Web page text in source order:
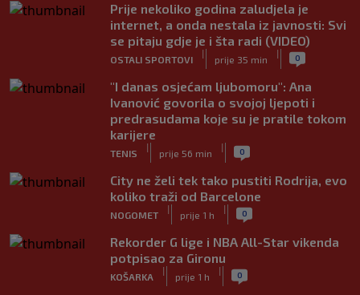
Prije nekoliko godina zaludjela je
internet, a onda nestala iz javnosti: Svi
se pitaju gdje je i šta radi (VIDEO)
OSTALI SPORTOVI
|
prije 35 min
| 0
"I danas osjećam ljubomoru": Ana
Ivanović govorila o svojoj ljepoti i
predrasudama koje su je pratile tokom
karijere
TENIS
|
prije 56 min
| 0
City ne želi tek tako pustiti Rodrija, evo
koliko traži od Barcelone
NOGOMET
|
prije 1 h
| 0
Rekorder G lige i NBA All-Star vikenda
potpisao za Gironu
KOŠARKA
|
prije 1 h
| 0